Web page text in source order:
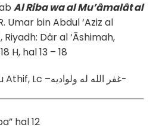
Al Riba wa al Mu’âmalât al
Umar bin Abdul ‘Aziz al
Dâr al ‘Āshimah,
H, hal 13 – 18
Penerjemah : Oleh: Abu Athif, Lc –غفر الله له ولواديه-
hal 12